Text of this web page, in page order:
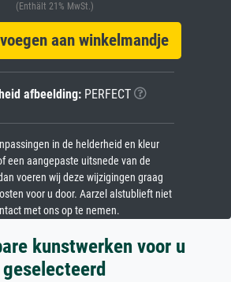
(Enthält 21% MwSt.)
aan winkelmandje
afbeelding:PERFECT
in de helderheid en kleur
een aangepaste uitsnede van de
voeren wij deze wijzigingen graag
voor u door. Aarzel alstublieft niet
met ons op te nemen.
kunstwerken voor u
geselecteerd